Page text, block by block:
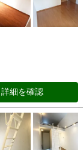
詳細を確認